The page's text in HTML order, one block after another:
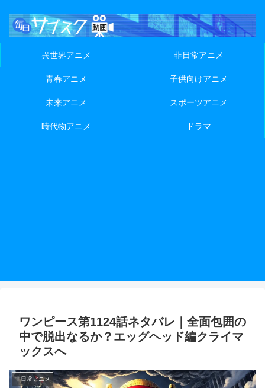
異世界アニメ 非日常アニメ
青春アニメ 子供向けアニメ
未来アニメ スポーツアニメ
時代物アニメ ドラマ
ワンピース第1124話ネタバレ｜全面包囲の
中で脱出なるか？エッグヘッド編クライマ
ックスへ
非日常アニメ